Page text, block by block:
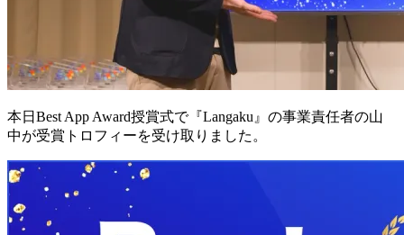
本日Best App Award授賞式で『Langaku』の事業責任者の山
中が受賞トロフィーを受け取りました。